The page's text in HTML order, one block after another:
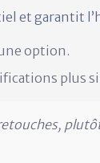
et garantit
option.
plus